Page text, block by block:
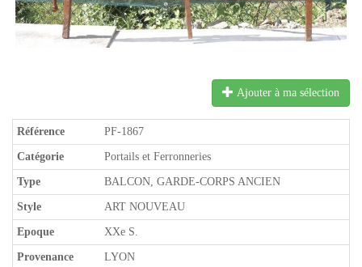
Ajouter à ma sélection
Référence PF-1867
Catégorie Portails et Ferronneries
Type BALCON, GARDE-CORPS ANCIEN
Style ART NOUVEAU
Epoque XXe S.
Provenance LYON